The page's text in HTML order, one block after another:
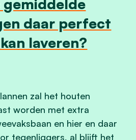
gemiddelde
daar perfect
laveren?
zal het houten
worden met extra
en hier en daar
tegenliggers, al blijft het